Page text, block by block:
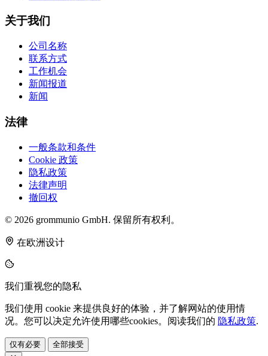
关于我们
公司名称
联系方式
工作机会
新闻报道
新闻
法律
一般条款和条件
Cookie 政策
隐私政策
法律声明
撤回权
© 2026 grommunio GmbH. 保留所有权利。
在欧洲设计
我们重视您的隐私
我们使用 cookie 来提供良好的体验，并了解网站的使用情
况。您可以决定允许使用哪些cookies。阅读我们的 隐私政策.
仅有必要 全部接受